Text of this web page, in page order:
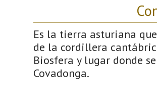
Es la tierra asturiana
de la cordillera
Biosfera y lugar donde
Covadonga.